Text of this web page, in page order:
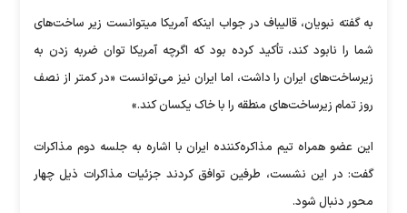
به گفته نبویان، قالیباف در جواب اینکه آمریکا میتوانست زیر ساخت‌های
شما را نابود کند، تأکید کرده بود که اگرچه آمریکا توان ضربه زدن به
زیرساخت‌های ایران را داشت، اما ایران نیز می‌توانست «در کمتر از نصف
روز تمام زیرساخت‌های منطقه را با خاک یکسان کند.»
این عضو همراه تیم مذاکره‌کننده ایران با اشاره به جلسه دوم مذاکرات
گفت: در این نشست، طرفین توافق کردند جزئیات مذاکرات ذیل چهار
محور دنبال شود.